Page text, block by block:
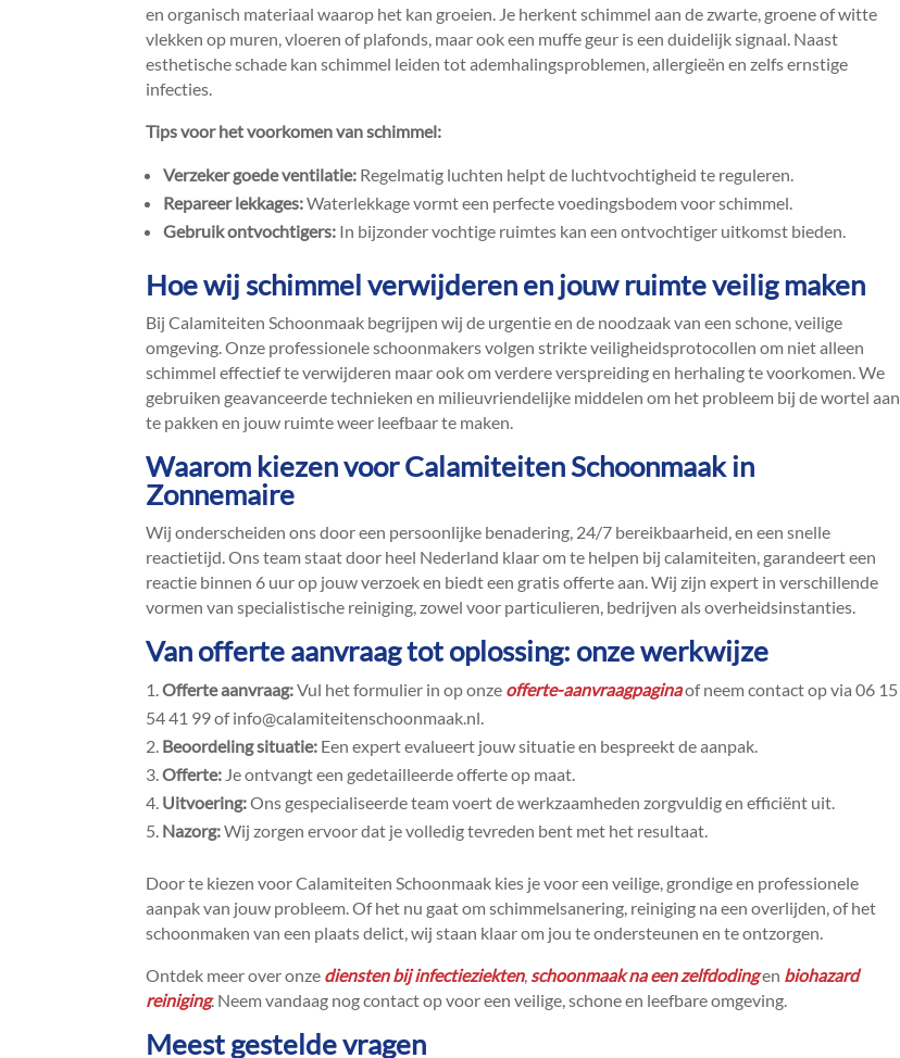
en organisch materiaal waarop het kan groeien.​ Je herkent schimmel aan de zwarte, groene of witte
vlekken op muren, vloeren of plafonds, maar ook een muffe geur is een duidelijk signaal.​ Naast
esthetische schade kan schimmel leiden tot ademhalingsproblemen, allergieën en zelfs ernstige
infecties.​
Tips voor het voorkomen van schimmel:
Verzeker goede ventilatie: Regelmatig luchten helpt de luchtvochtigheid te reguleren.​
Repareer lekkages:Waterlekkage vormt een perfecte voedingsbodem voor schimmel.​
Gebruik ontvochtigers: In bijzonder vochtige ruimtes kan een ontvochtiger uitkomst bieden.​
Hoe wij schimmel verwijderen en jouw ruimte veilig maken
Bij Calamiteiten Schoonmaak begrijpen wij de urgentie en de noodzaak van een schone, veilige
omgeving.​ Onze professionele schoonmakers volgen strikte veiligheidsprotocollen om niet alleen
schimmel effectief te verwijderen maar ook om verdere verspreiding en herhaling te voorkomen.​ We
gebruiken geavanceerde technieken en milieuvriendelijke middelen om het probleem bij de wortel aan
te pakken en jouw ruimte weer leefbaar te maken.​
Waarom kiezen voor Calamiteiten Schoonmaak in
Zonnemaire
Wij onderscheiden ons door een persoonlijke benadering, 24/7 bereikbaarheid, en een snelle
reactietijd.​ Ons team staat door heel Nederland klaar om te helpen bij calamiteiten, garandeert een
reactie binnen 6 uur op jouw verzoek en biedt een gratis offerte aan.​ Wij zijn expert in verschillende
vormen van specialistische reiniging, zowel voor particulieren, bedrijven als overheidsinstanties.​
Van offerte aanvraag tot oplossing: onze werkwijze
Offerte aanvraag:Vul het formulier in op onze offerte-aanvraagpaginaof neem contact op via 06 15
54 41 99 of info@calamiteitenschoonmaak.​nl.​
Beoordeling situatie: Een expert evalueert jouw situatie en bespreekt de aanpak.​
Offerte: Je ontvangt een gedetailleerde offerte op maat.​
Uitvoering:Ons gespecialiseerde team voert de werkzaamheden zorgvuldig en efficiënt uit.​
Nazorg:Wij zorgen ervoor dat je volledig tevreden bent met het resultaat.​
Door te kiezen voor Calamiteiten Schoonmaak kies je voor een veilige, grondige en professionele
aanpak van jouw probleem.​ Of het nu gaat om schimmelsanering, reiniging na een overlijden, of het
schoonmaken van een plaats delict, wij staan klaar om jou te ondersteunen en te ontzorgen.​
Ontdek meer over onze diensten bij infectieziekten,schoonmaak na een zelfdodingen biohazard
reiniging.​ Neem vandaag nog contact op voor een veilige, schone en leefbare omgeving.​
Meest gestelde vragen